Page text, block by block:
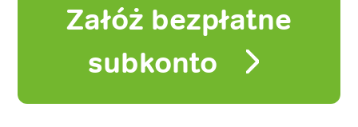
Załóż bezpłatne
subkonto